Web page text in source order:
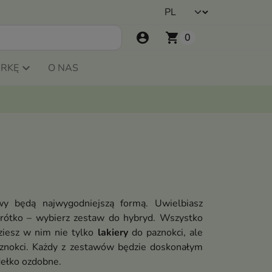
account_circle shopping_cart 0
O NAS
będą najwygodniejszą formą. Uwielbiasz
– wybierz zestaw do hybryd. Wszystko
w nim nie tylko lakierydo paznokci, ale
Każdy z zestawów będzie doskonałym
ozdobne.